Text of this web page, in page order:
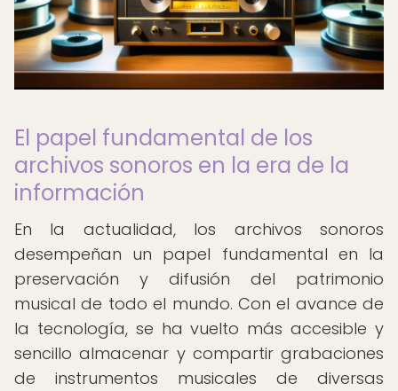
El papel fundamental de los
archivos sonoros en la era de la
información
En la actualidad, los archivos sonoros
desempeñan un papel fundamental en la
preservación y difusión del patrimonio
musical de todo el mundo. Con el avance de
la tecnología, se ha vuelto más accesible y
sencillo almacenar y compartir grabaciones
de instrumentos musicales de diversas